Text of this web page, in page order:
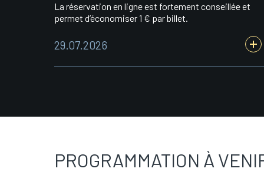
La réservation en ligne est fortement conseillée et
permet d’économiser 1 € par billet.
29.07.2026
PROGRAMMATION À